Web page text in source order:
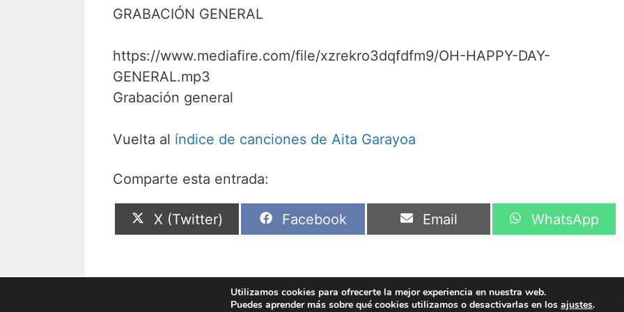
GRABACIÓN GENERAL
https://www.mediafire.com/file/xzrekro3dqfdfm9/OH-HAPPY-DAY-
GENERAL.mp3
Grabación general
Vuelta al índice de canciones de Aita Garayoa
Comparte esta entrada:
Compartir
en
X (Twitter)
Compartir
en
Facebook
Compartir
en
Email
Compartir
en
WhatsApp
© 2026 Iñaki Cárcamo• Creado conGeneratePress
Utilizamos cookies para ofrecerte la mejor experiencia en nuestra web.
Puedes aprender más sobre qué cookies utilizamos o desactivarlas en losajustes.